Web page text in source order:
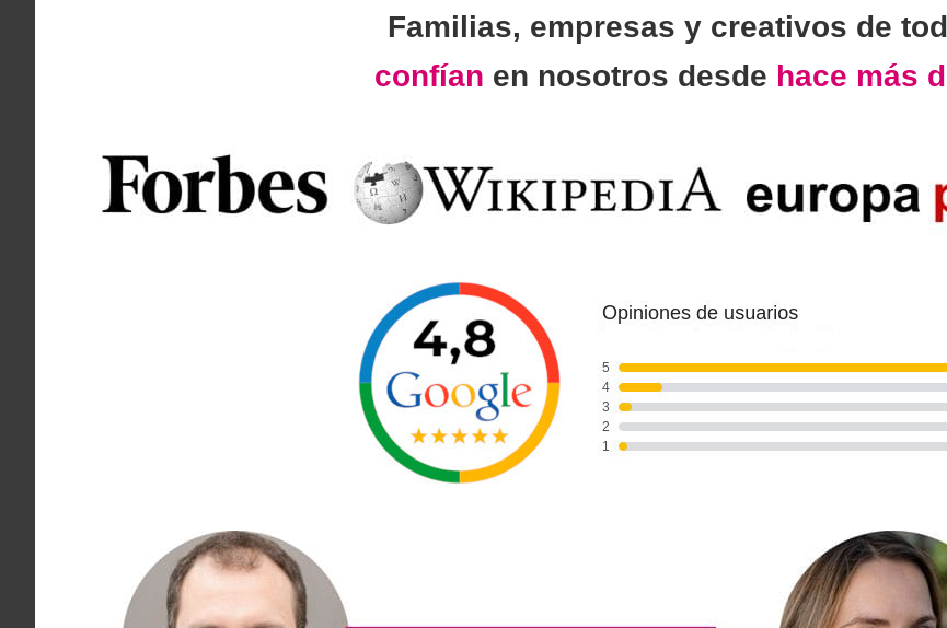
Familias, empresas y creativos de
confían en nosotros desde hace más